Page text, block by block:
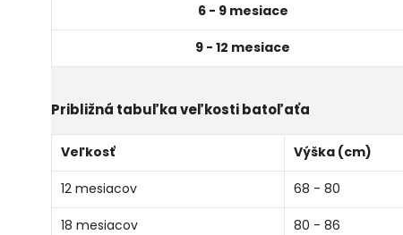
6 - 9 mesiace
9 - 12 mesiace
Približná tabuľka veľkosti batoľaťa
Veľkosť Výška (cm)
12 mesiacov 68 - 80
18 mesiacov 80 - 86